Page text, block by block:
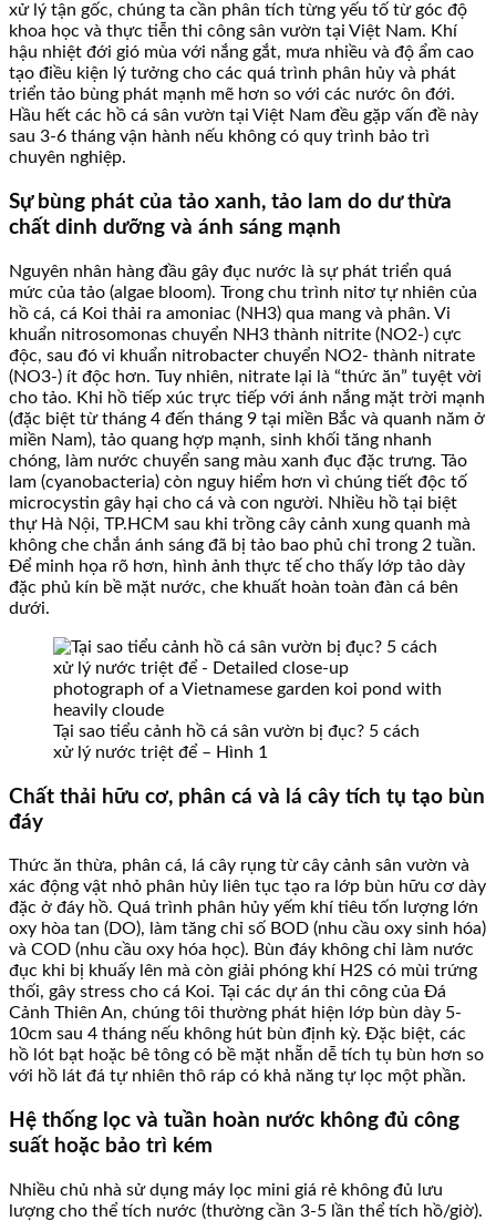
xử lý tận gốc, chúng ta cần phân tích từng yếu tố từ góc độ
khoa học và thực tiễn thi công sân vườn tại Việt Nam. Khí
hậu nhiệt đới gió mùa với nắng gắt, mưa nhiều và độ ẩm cao
tạo điều kiện lý tưởng cho các quá trình phân hủy và phát
triển tảo bùng phát mạnh mẽ hơn so với các nước ôn đới.
Hầu hết các hồ cá sân vườn tại Việt Nam đều gặp vấn đề này
sau 3-6 tháng vận hành nếu không có quy trình bảo trì
chuyên nghiệp.
Sự bùng phát của tảo xanh, tảo lam do dư thừa
chất dinh dưỡng và ánh sáng mạnh
Nguyên nhân hàng đầu gây đục nước là sự phát triển quá
mức của tảo (algae bloom). Trong chu trình nitơ tự nhiên của
hồ cá, cá Koi thải ra amoniac (NH3) qua mang và phân. Vi
khuẩn nitrosomonas chuyển NH3 thành nitrite (NO2-) cực
độc, sau đó vi khuẩn nitrobacter chuyển NO2- thành nitrate
(NO3-) ít độc hơn. Tuy nhiên, nitrate lại là “thức ăn” tuyệt vời
cho tảo. Khi hồ tiếp xúc trực tiếp với ánh nắng mặt trời mạnh
(đặc biệt từ tháng 4 đến tháng 9 tại miền Bắc và quanh năm ở
miền Nam), tảo quang hợp mạnh, sinh khối tăng nhanh
chóng, làm nước chuyển sang màu xanh đục đặc trưng. Tảo
lam (cyanobacteria) còn nguy hiểm hơn vì chúng tiết độc tố
microcystin gây hại cho cá và con người. Nhiều hồ tại biệt
thự Hà Nội, TP.HCM sau khi trồng cây cảnh xung quanh mà
không che chắn ánh sáng đã bị tảo bao phủ chỉ trong 2 tuần.
Để minh họa rõ hơn, hình ảnh thực tế cho thấy lớp tảo dày
đặc phủ kín bề mặt nước, che khuất hoàn toàn đàn cá bên
dưới.
Tại sao tiểu cảnh hồ cá sân vườn bị đục? 5 cách
xử lý nước triệt để – Hình 1
Chất thải hữu cơ, phân cá và lá cây tích tụ tạo bùn
đáy
Thức ăn thừa, phân cá, lá cây rụng từ cây cảnh sân vườn và
xác động vật nhỏ phân hủy liên tục tạo ra lớp bùn hữu cơ dày
đặc ở đáy hồ. Quá trình phân hủy yếm khí tiêu tốn lượng lớn
oxy hòa tan (DO), làm tăng chỉ số BOD (nhu cầu oxy sinh hóa)
và COD (nhu cầu oxy hóa học). Bùn đáy không chỉ làm nước
đục khi bị khuấy lên mà còn giải phóng khí H2S có mùi trứng
thối, gây stress cho cá Koi. Tại các dự án thi công của Đá
Cảnh Thiên An, chúng tôi thường phát hiện lớp bùn dày 5-
10cm sau 4 tháng nếu không hút bùn định kỳ. Đặc biệt, các
hồ lót bạt hoặc bê tông có bề mặt nhẵn dễ tích tụ bùn hơn so
với hồ lát đá tự nhiên thô ráp có khả năng tự lọc một phần.
Hệ thống lọc và tuần hoàn nước không đủ công
suất hoặc bảo trì kém
Nhiều chủ nhà sử dụng máy lọc mini giá rẻ không đủ lưu
lượng cho thể tích nước (thường cần 3-5 lần thể tích hồ/giờ).